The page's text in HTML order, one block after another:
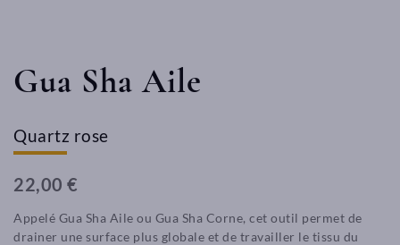
Gua Sha Aile
Quartz rose
22,00 €
Appelé Gua Sha Aile ou Gua Sha Corne, cet outil permet de
drainer une surface plus globale et de travailler le tissu du